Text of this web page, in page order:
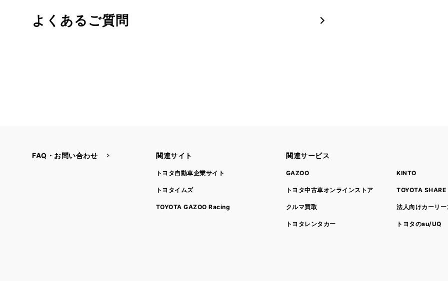
よくあるご質問
FAQ・お問い合わせ 関連サイト
トヨタ自動車企業サイト
トヨタイムズ
TOYOTA GAZOO Racing
関連サービス
GAZOO
トヨタ中古車オンラインストア
クルマ買取
トヨタレンタカー
KINTO
TOYOTA SHARE
法人向けカーリー
トヨタのau/UQ